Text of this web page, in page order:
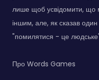
лише щоб усвідомити, що
іншим, але, як сказав
"помилятися - це
Про Words Games